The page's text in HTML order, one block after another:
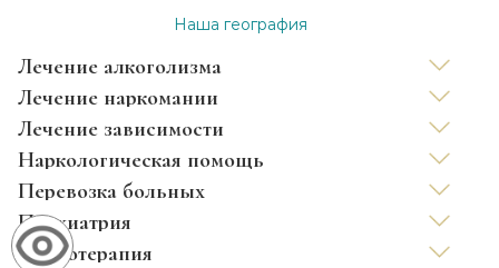
Наша география
Лечение алкоголизма
Вывод из запоя
Капельница от запоя
Капельница от похмелья
Лечение хронического алкоголизма
Лечение женского алкоголизма
Кодирование уколом
Лечение наркомании
Нарколог на дом
Снятие ломки
УБОД
Принудительное лечение наркозависимых
Лечение созависимости
Лечение зависимости
Лечение зависимости анонимно
Лечение игромании
Лечение табакокурения кодированием
Лечение никотиновой зависимости
Наркологическая помощь
Детоксикация от наркотиков
Капельница от наркотиков
Консультация психотерапевта
Перевозка больных
Междугородные перевозки лежачих больных
Перевозка инвалидов
Психиатрия
Психотерапия